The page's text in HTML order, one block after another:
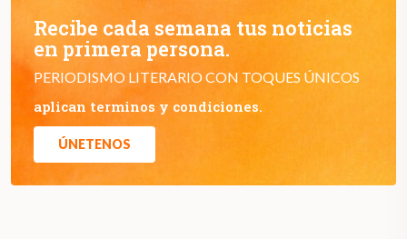
Recibe cada semana tus noticias
en primera persona.
PERIODISMO LITERARIO CON TOQUES ÚNICOS
aplican terminos y condiciones.
ÚNETENOS